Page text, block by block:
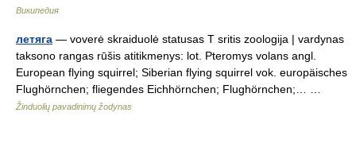
Википедия
летяга — voverė skraiduolė statusas T sritis zoologija | vardynas
taksono rangas rūšis atitikmenys: lot. Pteromys volans angl.
European flying squirrel; Siberian flying squirrel vok. europäisches
Flughörnchen; fliegendes Eichhörnchen; Flughörnchen;… …
Žinduolių pavadinimų žodynas